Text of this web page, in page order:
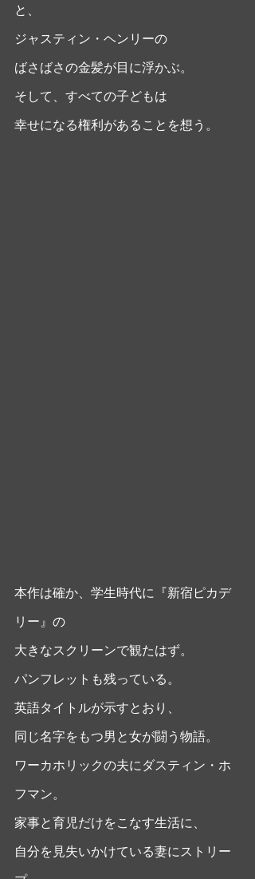
と、
ジャスティン・ヘンリーの
ばさばさの金髪が目に浮かぶ。
そして、すべての子どもは
幸せになる権利があることを想う。
本作は確か、学生時代に『新宿ピカデ
リー』の
大きなスクリーンで観たはず。
パンフレットも残っている。
英語タイトルが示すとおり、
同じ名字をもつ男と女が闘う物語。
ワーカホリックの夫にダスティン・ホ
フマン。
家事と育児だけをこなす生活に、
自分を見失いかけている妻にストリー